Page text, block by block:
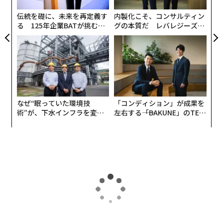
伝統を礎に、未来を再定義す
る 125年企業BATが挑むス
モークレスな未来
内製化こそ、コンサルティン
グの本質だ レバレジーズが
実践する、次世代ファームの
全貌
なぜ“眠っていた環境技
術”が、下水インフラを変え
「コンディション」が成果を
左右する――「BAKUNE」のTEN